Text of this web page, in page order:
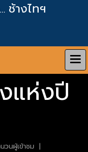
ช้างไทฯ
แห่งปี
วนผู้เข้าชม |